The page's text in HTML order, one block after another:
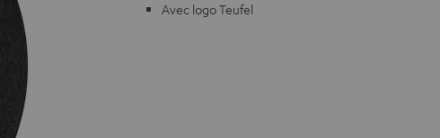
Avec logo Teufel